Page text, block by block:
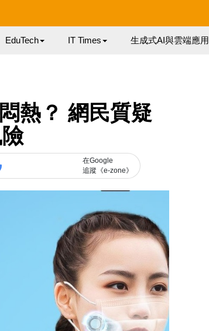
EduTech IT Times 生成式AI與雲端應用
熱？ 網民質疑
在Google
追蹤《e-zone》